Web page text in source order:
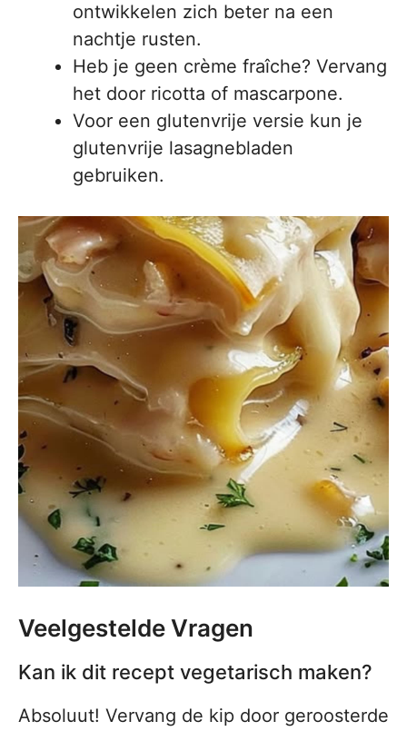
ontwikkelen zich beter na een
nachtje rusten.
Heb je geen crème fraîche? Vervang
het door ricotta of mascarpone.
Voor een glutenvrije versie kun je
glutenvrije lasagnebladen
gebruiken.
Veelgestelde Vragen
Kan ik dit recept vegetarisch maken?
Absoluut! Vervang de kip door geroosterde